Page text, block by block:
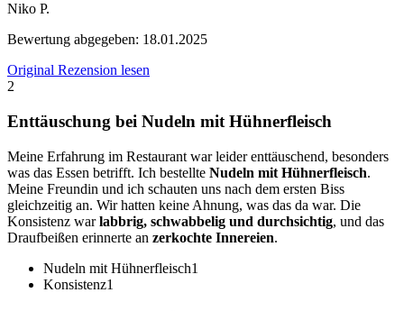
Niko P.
Bewertung abgegeben: 18.01.2025
Original Rezension lesen
2
Enttäuschung bei Nudeln mit Hühnerfleisch
Meine Erfahrung im Restaurant war leider enttäuschend, besonders
was das Essen betrifft. Ich bestellte Nudeln mit Hühnerfleisch.
Meine Freundin und ich schauten uns nach dem ersten Biss
gleichzeitig an. Wir hatten keine Ahnung, was das da war. Die
Konsistenz warlabbrig, schwabbelig und durchsichtig, und das
Draufbeißen erinnerte an zerkochte Innereien.
Nudeln mit Hühnerfleisch1
Konsistenz1